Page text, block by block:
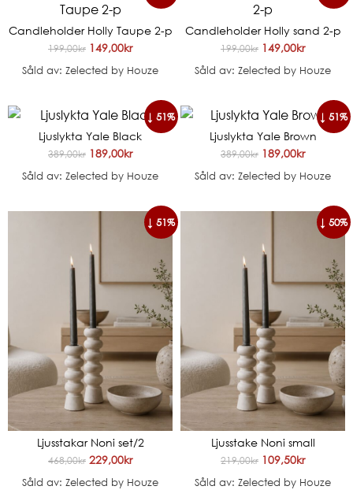
Candleholder Holly Taupe 2-p
199,00kr 149,00kr
Såld av: Zelected by Houze
Candleholder Holly sand 2-p
199,00kr 149,00kr
Såld av: Zelected by Houze
↓ 51%
Ljuslykta Yale Black
389,00kr 189,00kr
Såld av: Zelected by Houze
↓ 51%
Ljuslykta Yale Brown
389,00kr 189,00kr
Såld av: Zelected by Houze
↓ 51%
Ljusstakar Noni set/2
468,00kr 229,00kr
Såld av: Zelected by Houze
↓ 50%
Ljusstake Noni small
219,00kr 109,50kr
Såld av: Zelected by Houze